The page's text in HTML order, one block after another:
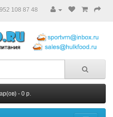
108 87 48
- 0 р.